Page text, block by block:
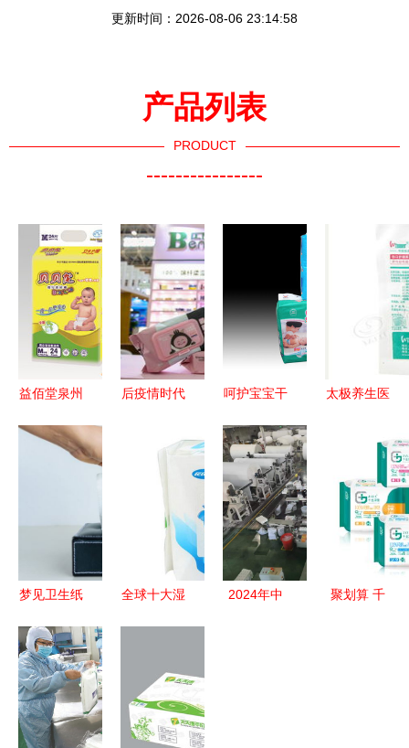
更新时间：2026-08-06 23:14:58
产品列表
PRODUCT
----------------
益佰堂泉州
品与医疗用
后疫情时代
业的涅槃与
重塑 2024
展望
呵护宝宝干
A+实力厂
家解锁透气
质优婴儿尿
裤
太极养生医
健外科纱布
敷料 纱布
片
,10cmx10cm
8px1片 灭
菌级 适合
梦见卫生纸
清理与新生
全球十大湿
子的湿巾好
2024年中
聚划算 千